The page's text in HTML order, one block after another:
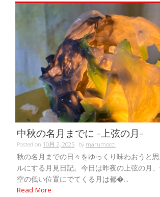
中秋の名月までに -上弦の月-
Posted on 10月 2, 2025 bymarumocci
秋の名月までの日々をゆっくり味わおうと
ルにする月見日記。今日は昨夜の上弦の月、
空の低い位置にでてくる月は都�...
Read More